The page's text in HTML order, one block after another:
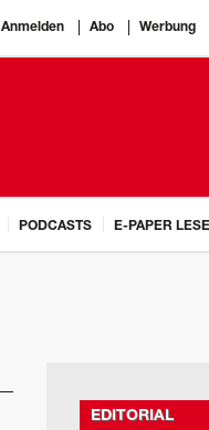
Anmelden Abo Werbung
PODCASTS E-PAPER
EDITORIAL